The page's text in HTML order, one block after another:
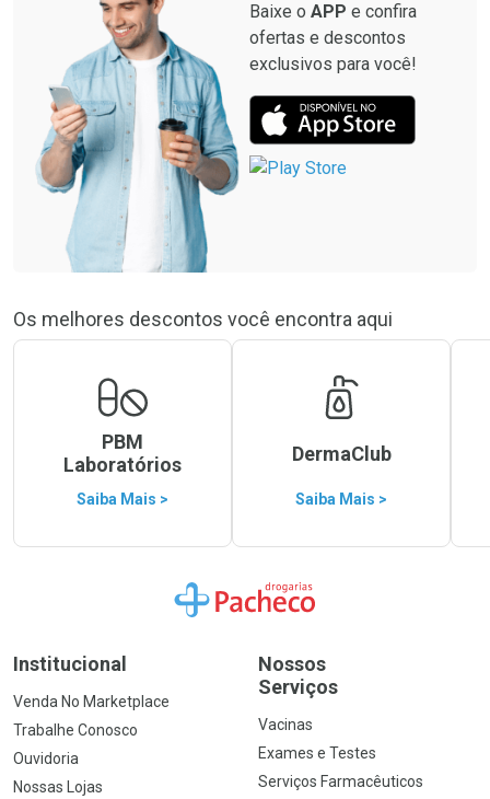
Baixe o APP e confira
ofertas e descontos
exclusivos para você!
Os melhores descontos você encontra aqui
PBM
Laboratórios
Saiba Mais >
DermaClub
Saiba Mais >
Ir para a Home
Institucional
Venda No Marketplace
Trabalhe Conosco
Ouvidoria
Nossas Lojas
Nossos
Serviços
Vacinas
Exames e Testes
Serviços Farmacêuticos